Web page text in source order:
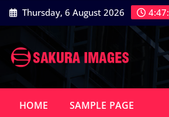
Skip
to
Thursday, 6 August 2026
HOME SAMPLE PAGE